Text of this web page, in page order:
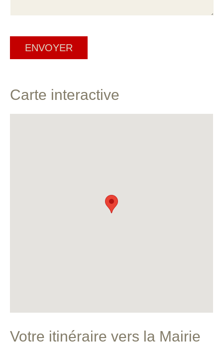
Carte interactive
Votre itinéraire vers la Mairie